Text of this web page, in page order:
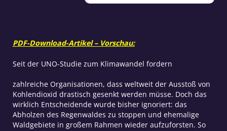
Menge
PDF-Download-Artikel – Vorschau:
Seit der UNO-Studie zum Klimawandel fordern
zahlreiche Organisationen, dass weltweit der Ausstoß von
Kohlendioxid drastisch gesenkt werden müsse. Doch das
wirklich Entscheidende wurde bisher ignoriert: das
Abholzen des Regenwaldes zu stoppen und ehemalige
Waldgebiete in großem Rahmen wieder aufzuforsten. So